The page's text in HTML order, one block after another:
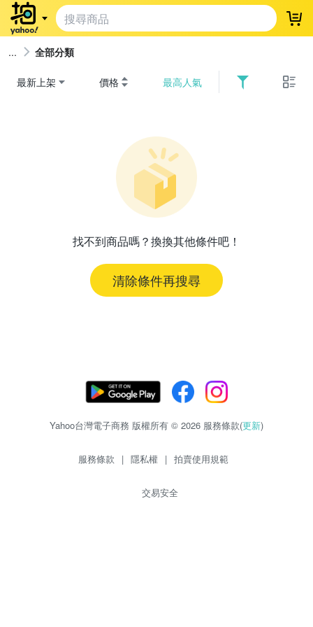
登
全部分類
最新上架 價格 最高人氣
找不到商品嗎？換換其他條件吧！
清除條件再搜尋
Yahoo台灣電子商務 版權所有 © 2026 服務條款(更新)
服務條款 | 隱私權 | 拍賣使用規範
交易安全